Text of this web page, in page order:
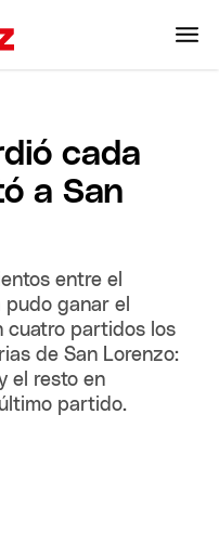
cada
a San
entre el
pudo ganar el
cuatro partidos los
de San Lorenzo:
el resto en
partido.